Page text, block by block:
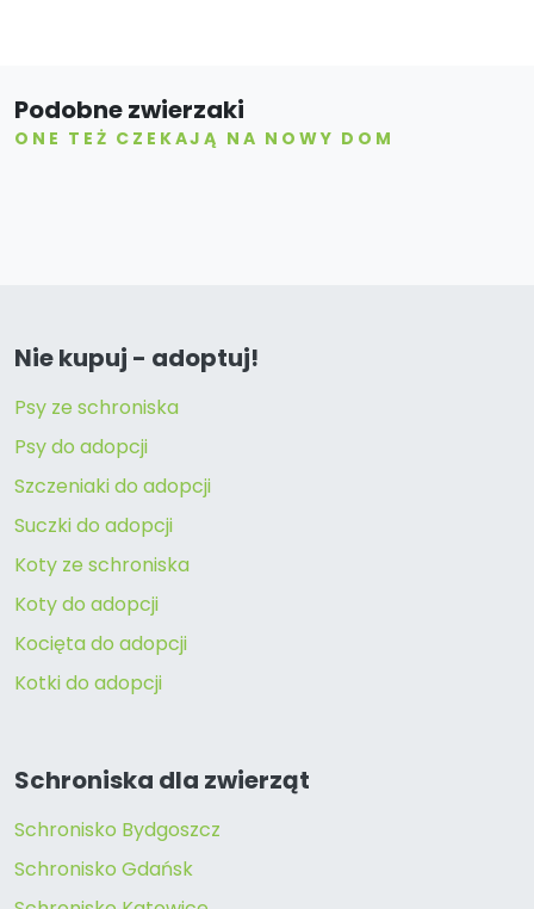
Podobne zwierzaki
ONE TEŻ CZEKAJĄ NA NOWY DOM
Nie kupuj - adoptuj!
Psy ze schroniska
Psy do adopcji
Szczeniaki do adopcji
Suczki do adopcji
Koty ze schroniska
Koty do adopcji
Kocięta do adopcji
Kotki do adopcji
Schroniska dla zwierząt
Schronisko Bydgoszcz
Schronisko Gdańsk